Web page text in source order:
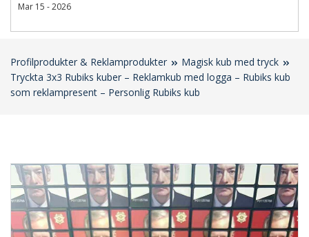
Mar 15 - 2026
Profilprodukter & Reklamprodukter
Magisk kub med tryck
Tryckta 3x3 Rubiks kuber – Reklamkub med logga – Rubiks kub
som reklampresent – Personlig Rubiks kub